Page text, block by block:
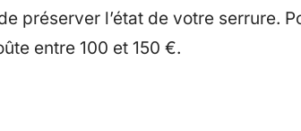
préserver l’état de votre serrure.
entre 100 et 150 €.